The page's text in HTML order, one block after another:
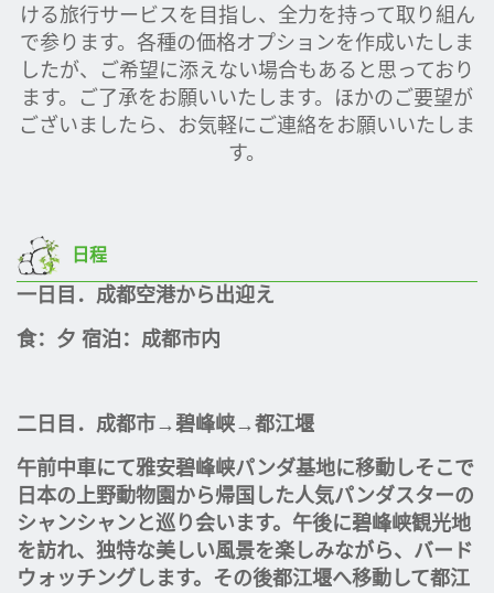
ける旅行サービスを目指し、全力を持って取り組ん
で参ります。各種の価格オプションを作成いたしま
したが、ご希望に添えない場合もあると思っており
ます。ご了承をお願いいたします。ほかのご要望が
ございましたら、お気軽にご連絡をお願いいたしま
す。
日程
一日 目．成都空港から出迎え
食：夕 宿泊：成都市内
二日目．成都市→碧峰峡→都江堰
午前中車にて雅安碧峰峡パンダ基地に移動しそこで
日本の上野動物園から帰国した人気パンダスターの
シャンシャンと巡り会います。午後に碧峰峡観光地
を訪れ、独特な美しい風景を楽しみながら、バード
ウォッチングします。その後都江堰へ移動して都江